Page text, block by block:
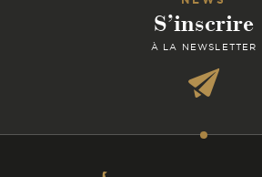
S’inscrire
À LA NEWSLETTER